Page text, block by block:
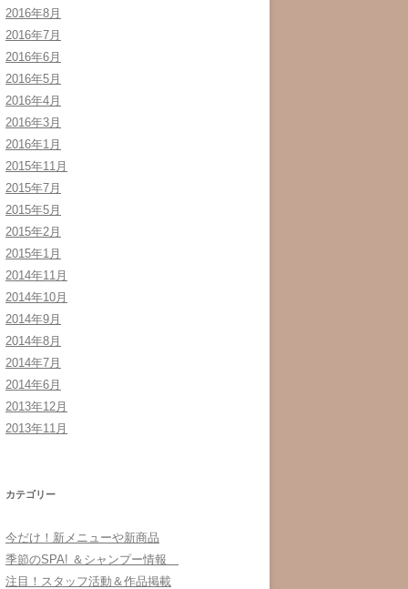
2016年8月
2016年7月
2016年6月
2016年5月
2016年4月
2016年3月
2016年1月
2015年11月
2015年7月
2015年5月
2015年2月
2015年1月
2014年11月
2014年10月
2014年9月
2014年8月
2014年7月
2014年6月
2013年12月
2013年11月
カテゴリー
今だけ！新メニューや新商品
季節のSPA! ＆シャンプー情報
注目！スタッフ活動＆作品掲載